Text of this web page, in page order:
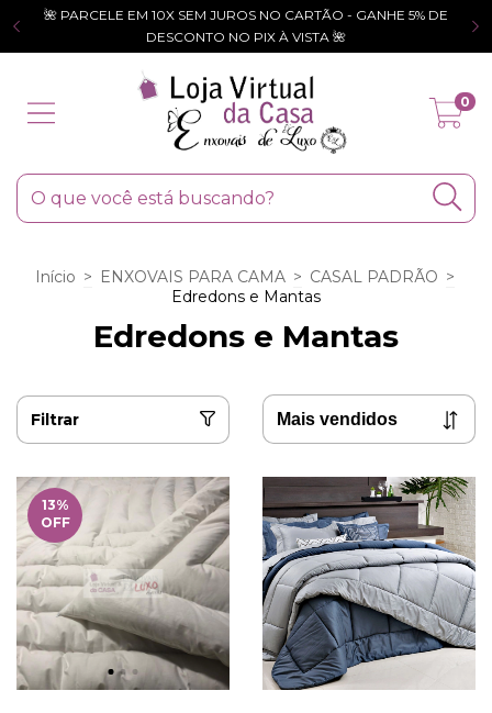
🌺 PARCELE EM 10X SEM JUROS NO CARTÃO - GANHE 5% DE
DESCONTO NO PIX À VISTA 🌺
0
Início > ENXOVAIS PARA CAMA > CASAL PADRÃO >
Edredons e Mantas
Edredons e Mantas
Filtrar
13%
OFF